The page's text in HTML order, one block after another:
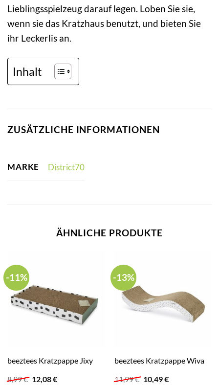
Lieblingsspielzeug darauf legen. Loben Sie sie,
wenn sie das Kratzhaus benutzt, und bieten Sie
ihr Leckerlis an.
Inhalt
ZUSÄTZLICHE INFORMATIONEN
MARKE District70
ÄHNLICHE PRODUKTE
-11%
beeztees Kratzpappe Jixy
8,99€ Ursprünglicher
Preis
12,08€Aktueller
-13%
beeztees Kratzpappe Wiva
11,99€ Ursprünglicher
Preis
10,49€Aktueller